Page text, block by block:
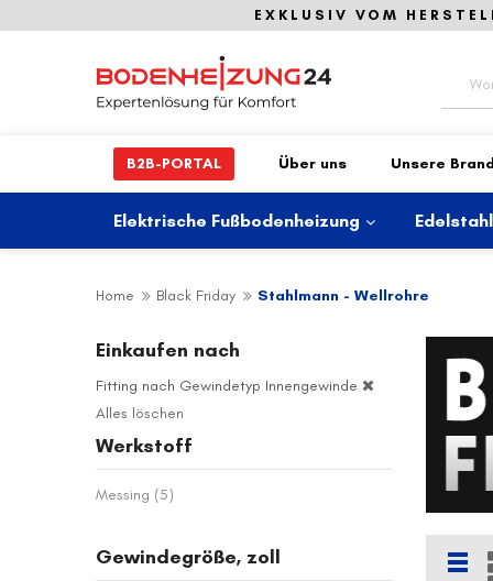
EXKLUSIV VOM
B2B-PORTAL Über uns Unsere
Elektrische Fußbodenheizung
Home Black Friday Stahlmann - Wellrohre
Einkaufen nach
Fitting nach Gewindetyp Innengewinde
Alles löschen
Werkstoff
Messing 5Artikel
Gewindegröße, zoll